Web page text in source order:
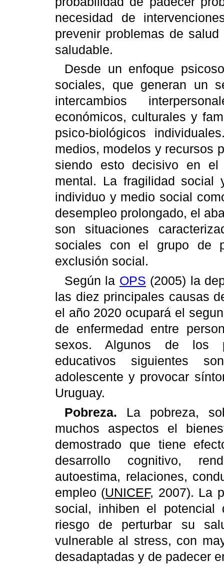
necesidad de
prevenir problemas de
saludable.
Desde un enfoque
sociales, que generan un
intercambios
económicos, culturales y
psico-biológicos
medios, modelos y recursos
siendo esto decisivo en
mental. La fragilidad social
individuo y medio social
desempleo prolongado, el
son situaciones
sociales con el grupo de
exclusión social.
Según la OPS (2005) la
las diez principales causas
el año 2020 ocupará el
de enfermedad entre
sexos. Algunos de los
educativos siguientes
adolescente y provocar
Uruguay.
Pobreza. La pobreza,
muchos aspectos el
demostrado que tiene
desarrollo cognitivo,
autoestima, relaciones,
empleo (UNICEF, 2007). La
social, inhiben el
riesgo de perturbar su
vulnerable al stress, con
desadaptadas y de padecer